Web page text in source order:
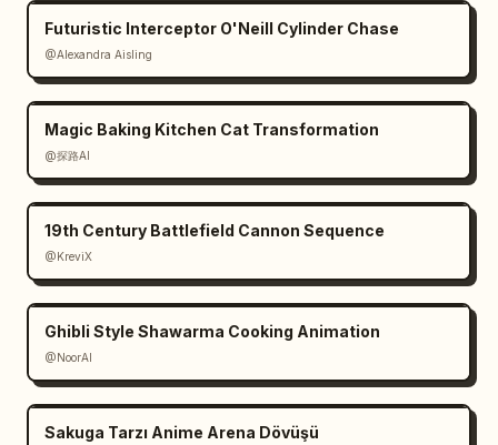
Futuristic Interceptor O'Neill Cylinder Chase
@Alexandra Aisling
Magic Baking Kitchen Cat Transformation
@探路AI
19th Century Battlefield Cannon Sequence
@KreviX
Ghibli Style Shawarma Cooking Animation
@NoorAI
Sakuga Tarzı Anime Arena Dövüşü